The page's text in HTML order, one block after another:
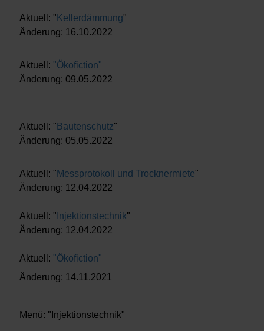
Aktuell: " Kellerdämmung"
Änderung: 16.10.2022
Aktuell: "Ökofiction"
Änderung: 09.05.2022
Aktuell: " Bautenschutz"
Änderung: 05.05.2022
Aktuell: " Messprotokoll und Trocknermiete"
Änderung: 12.04.2022
Aktuell: " Injektionstechnik"
Änderung: 12.04.2022
Aktuell: "Ökofiction"
Änderung: 14.11.2021
Menü: "Injektionstechnik"